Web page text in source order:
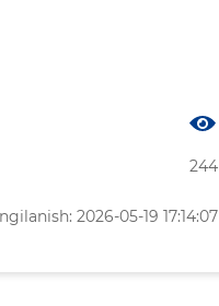
244
2026-05-19 17:14:07